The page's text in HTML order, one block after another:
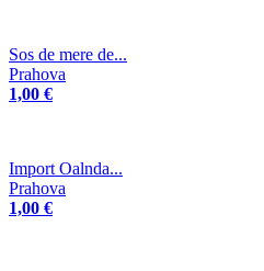
Sos de mere de...
Prahova
1,00 €
Import Oalnda...
Prahova
1,00 €